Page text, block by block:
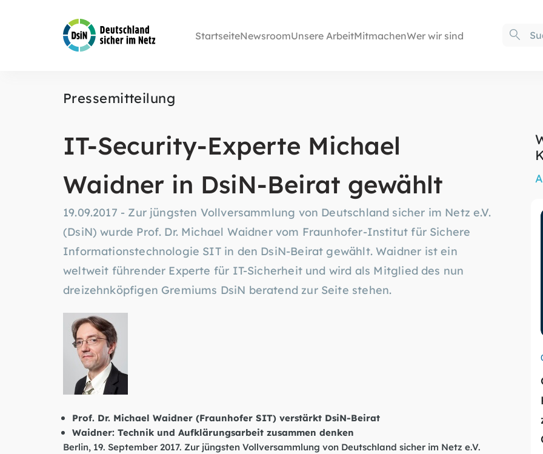
StartseiteNewsroomUnsere ArbeitMitmachenWer wir sind
Pressemitteilung
IT-Security-Experte Michael
Waidner in DsiN-Beirat gewählt
19.09.2017 - Zur jüngsten Vollversammlung von Deutschland sicher im Netz e.V.
(DsiN) wurde Prof. Dr. Michael Waidner vom Fraunhofer-Institut für Sichere
Informationstechnologie SIT in den DsiN-Beirat gewählt. Waidner ist ein
weltweit führender Experte für IT-Sicherheit und wird als Mitglied des nun
dreizehnköpfigen Gremiums DsiN beratend zur Seite stehen.
Prof. Dr. Michael Waidner (Fraunhofer SIT) verstärkt DsiN-Beirat
Waidner: Technik und Aufklärungsarbeit zusammen denken
Berlin, 19. September 2017. Zur jüngsten Vollversammlung von Deutschland sicher im Netz e.V.